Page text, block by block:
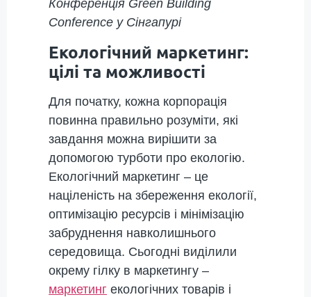
Конференція Green Building
Conference у Сінгапурі
Екологічний маркетинг:
цілі та можливості
Для початку, кожна корпорація
повинна правильно розуміти, які
завдання можна вирішити за
допомогою турботи про екологію.
Екологічний маркетинг – це
націленість на збереження екології,
оптимізацію ресурсів і мінімізацію
забруднення навколишнього
середовища. Сьогодні виділили
окрему гілку в маркетингу –
маркетинг екологічних товарів і